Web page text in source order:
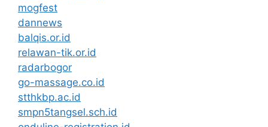
mogfest
dannews
balqis.or.id
relawan-tik.or.id
radarbogor
go-massage.co.id
stthkbp.ac.id
smpn5tangsel.sch.id